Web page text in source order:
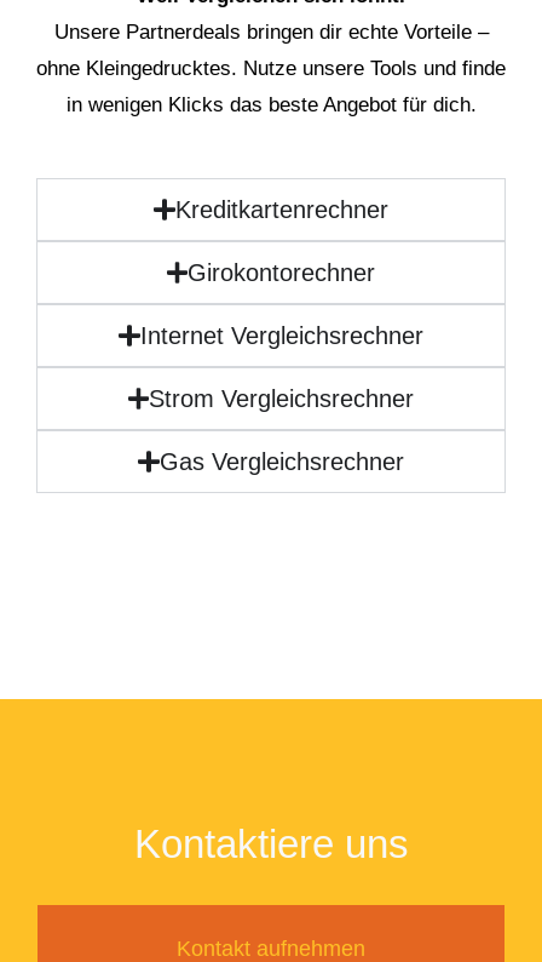
Unsere Partnerdeals bringen dir echte Vorteile –
ohne Kleingedrucktes. Nutze unsere Tools und finde
in wenigen Klicks das beste Angebot für dich.
Kreditkartenrechner
Girokontorechner
Internet Vergleichsrechner
Strom Vergleichsrechner
Gas Vergleichsrechner
Kontaktiere uns
Kontakt aufnehmen